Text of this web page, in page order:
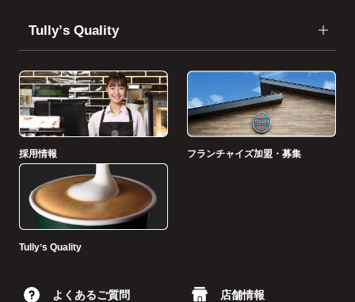
Tullyʼs Quality
採用情報 フランチャイズ加盟・募集
Tullyʼs Quality
よくあるご質問 店舗情報